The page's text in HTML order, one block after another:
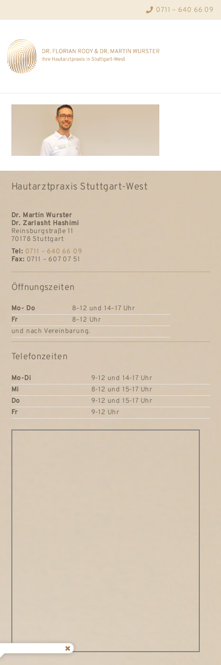
0711 – 640 66 09
Hautarztpraxis Stuttgart-West
Dr. Martin Wurster
Dr. Zarlasht Hashimi
Reinsburgstraße 11
70178 Stuttgart
Tel: 0711 – 640 66 09
Fax: 0711 – 607 07 51
Öffnungszeiten
Mo- Do
8–12 und 14–17 Uhr
Fr
8–12 Uhr
und nach Vereinbarung.
Telefonzeiten
Mo-Di
9-12 und 14-17 Uhr
Mi
8-12 und 15-17 Uhr
Do
9-12 und 15-17 Uhr
Fr
9-12 Uhr